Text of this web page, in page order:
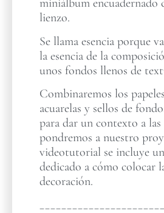
miniálbum encuadernado
lienzo.
Se llama esencia porque
la esencia de la
unos fondos llenos de
Combinaremos los
acuarelas y sellos de
para dar un contexto a
pondremos a nuestro
videotutorial se incluye
dedicado a cómo colocar
decoración.